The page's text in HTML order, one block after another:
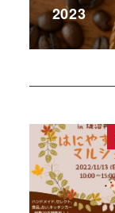
2023